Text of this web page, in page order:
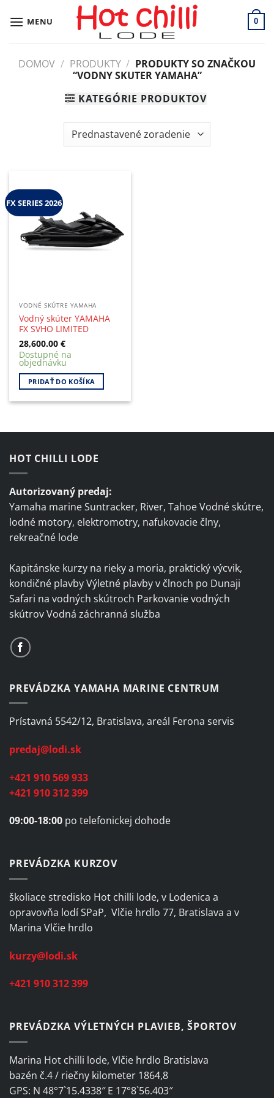
MENU 0
DOMOV / PRODUKTY / PRODUKTY SO ZNAČKOU
“VODNY SKUTER YAMAHA”
KATEGÓRIE PRODUKTOV
FX SERIES 2026
VODNÉ SKÚTRE YAMAHA
Vodný skúter YAMAHA
FX SVHO LIMITED
28,600.00€
Dostupné na
objednávku
PRIDAŤ DO KOŠÍKA
HOT CHILLI LODE
Autorizovaný predaj:
Yamaha marine Suntracker, River, Tahoe Vodné skútre,
lodné motory, elektromotry, nafukovacie člny,
rekreačné lode
Kapitánske kurzy na rieky a moria, praktický výcvik,
kondičné plavby Výletné plavby v člnoch po Dunaji
Safari na vodných skútroch Parkovanie vodných
skútrov Vodná záchranná služba
PREVÁDZKA YAMAHA MARINE CENTRUM
Prístavná 5542/12, Bratislava, areál Ferona servis
predaj@lodi.sk
+421 910 569 933
+421 910 312 399
09:00-18:00 po telefonickej dohode
PREVÁDZKA KURZOV
školiace stredisko Hot chilli lode, v Lodenica a
opravovňa lodí SPaP, Vlčie hrdlo 77, Bratislava a v
Marina Vlčie hrdlo
kurzy@lodi.sk
+421 910 312 399
PREVÁDZKA VÝLETNÝCH PLAVIEB, ŠPORTOV
Marina Hot chilli lode, Vlčie hrdlo Bratislava
bazén č.4 / riečny kilometer 1864,8
GPS: N 48°7`15.4338″ E 17°8`56.403″